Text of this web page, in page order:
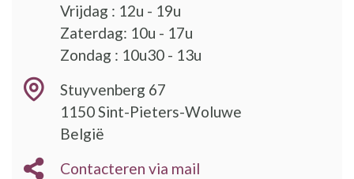
Vrijdag : 12u - 19u
Zaterdag: 10u - 17u
Zondag : 10u30 - 13u
Stuyvenberg 67
1150Sint-Pieters-Woluwe
België
Contacteren via mail